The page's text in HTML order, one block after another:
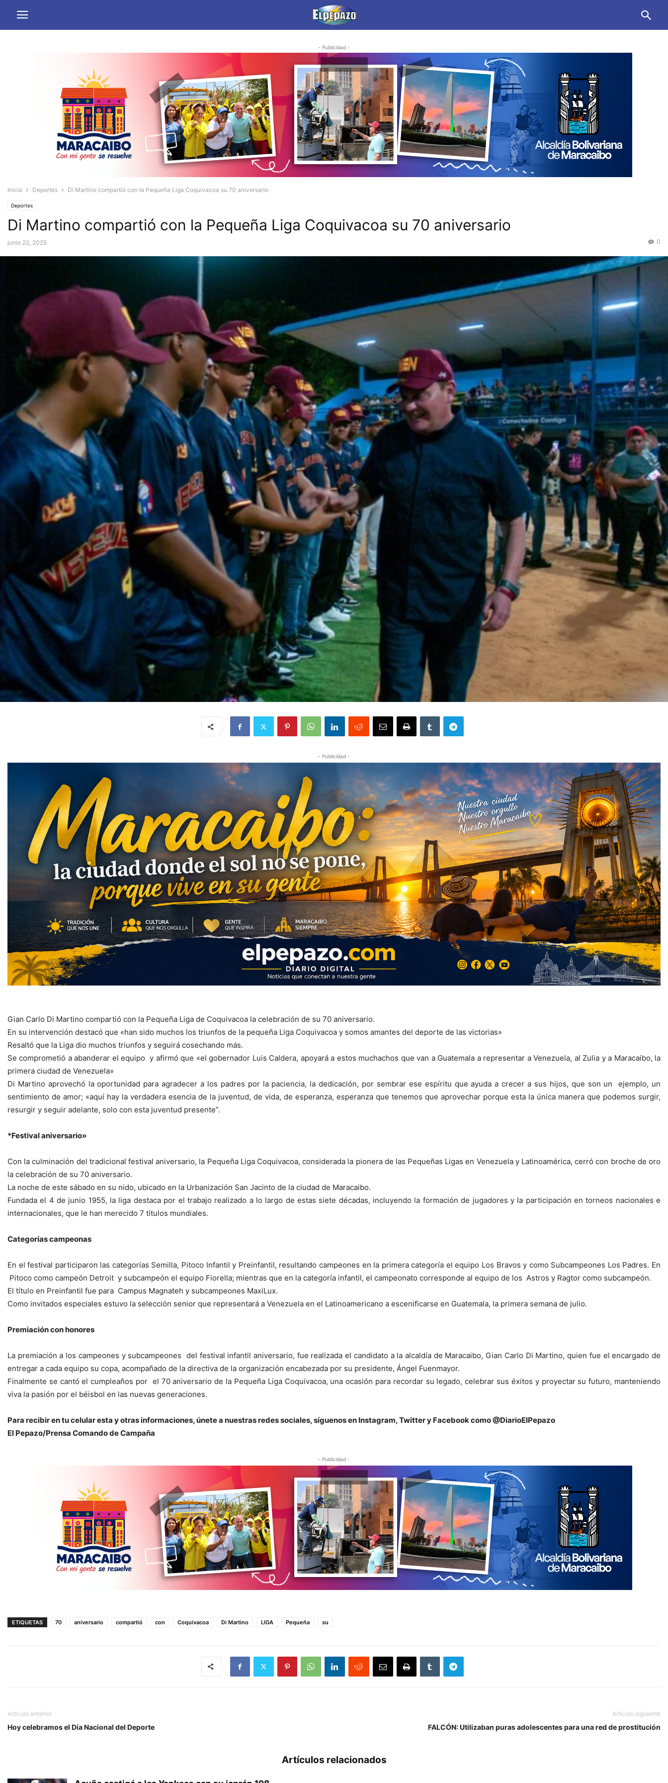
- Publicidad -
Inicio Deportes Di Martino compartió con la Pequeña Liga Coquivacoa su 70 aniversario
Deportes
Di Martino compartió con la Pequeña Liga Coquivacoa su 70 aniversario
junio 22, 2025 0
- Publicidad -
Gian Carlo Di Martino compartió con la Pequeña Liga de Coquivacoa la celebración de su 70 aniversario.
En su intervención destacó que «han sido muchos los triunfos de la pequeña Liga Coquivacoa y somos amantes del deporte de las victorias»
Resaltó que la Liga dio muchos triunfos y seguirá cosechando más.
Se comprometió a abanderar el equipo y afirmó que «el gobernador Luis Caldera, apoyará a estos muchachos que van a Guatemala a representar a Venezuela, al Zulia y a Maracaibo, la
primera ciudad de Venezuela»
Di Martino aprovechó la oportunidad para agradecer a los padres por la paciencia, la dedicación, por sembrar ese espíritu que ayuda a crecer a sus hijos, que son un ejemplo, un
sentimiento de amor; «aquí hay la verdadera esencia de la juventud, de vida, de esperanza, esperanza que tenemos que aprovechar porque esta la única manera que podemos surgir,
resurgir y seguir adelante, solo con esta juventud presente”.
*Festival aniversario»
Con la culminación del tradicional festival aniversario, la Pequeña Liga Coquivacoa, considerada la pionera de las Pequeñas Ligas en Venezuela y Latinoamérica, cerró con broche de oro
la celebración de su 70 aniversario.
La noche de este sábado en su nido, ubicado en la Urbanización San Jacinto de la ciudad de Maracaibo.
Fundada el 4 de junio 1955, la liga destaca por el trabajo realizado a lo largo de estas siete décadas, incluyendo la formación de jugadores y la participación en torneos nacionales e
internacionales, que le han merecido 7 títulos mundiales.
Categorías campeonas
En el festival participaron las categorías Semilla, Pitoco Infantil y Preinfantil, resultando campeones en la primera categoría el equipo Los Bravos y como Subcampeones Los Padres. En
Pitoco como campeón Detroit y subcampeón el equipo Fiorella; mientras que en la categoría infantil, el campeonato corresponde al equipo de los Astros y Ragtor como subcampeón.
El título en Preinfantil fue para Campus Magnateh y subcampeones MaxiLux.
Como invitados especiales estuvo la selección senior que representará a Venezuela en el Latinoamericano a escenificarse en Guatemala, la primera semana de julio.
Premiación con honores
La premiación a los campeones y subcampeones del festival infantil aniversario, fue realizada el candidato a la alcaldía de Maracaibo, Gian Carlo Di Martino, quien fue el encargado de
entregar a cada equipo su copa, acompañado de la directiva de la organización encabezada por su presidente, Ángel Fuenmayor.
Finalmente se cantó el cumpleaños por el 70 aniversario de la Pequeña Liga Coquivacoa, una ocasión para recordar su legado, celebrar sus éxitos y proyectar su futuro, manteniendo
viva la pasión por el béisbol en las nuevas generaciones.
Para recibir en tu celular esta y otras informaciones, únete a nuestras redes sociales, síguenos en Instagram, Twitter y Facebook como @DiarioElPepazo
El Pepazo/Prensa Comando de Campaña
- Publicidad -
ETIQUETAS 70 aniversario compartió con Coquivacoa Di Martino LIGA Pequeña su
Artículo anterior
Hoy celebramos el Día Nacional del Deporte
Artículo siguiente
FALCÓN: Utilizaban puras adolescentes para una red de prostitución
Artículos relacionados